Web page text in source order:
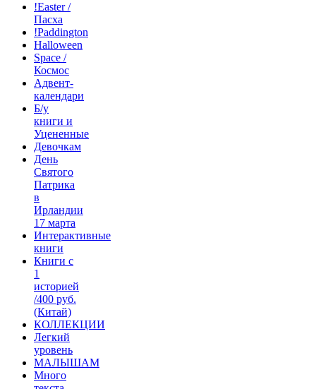
!Easter /
Пасха
!Paddington
Halloween
Space /
Космос
Адвент-
календари
Б/у
книги и
Уцененные
Девочкам
День
Святого
Патрика
в
Ирландии
17 марта
Интерактивные
книги
Книги с
1
историей
/400 руб.
(Китай)
КОЛЛЕКЦИИ
Легкий
уровень
МАЛЫШАМ
Много